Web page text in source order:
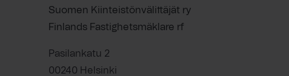
Suomen Kiinteistönvälittäjät ry
Finlands Fastighetsmäklare rf
Pasilankatu 2
00240 Helsinki